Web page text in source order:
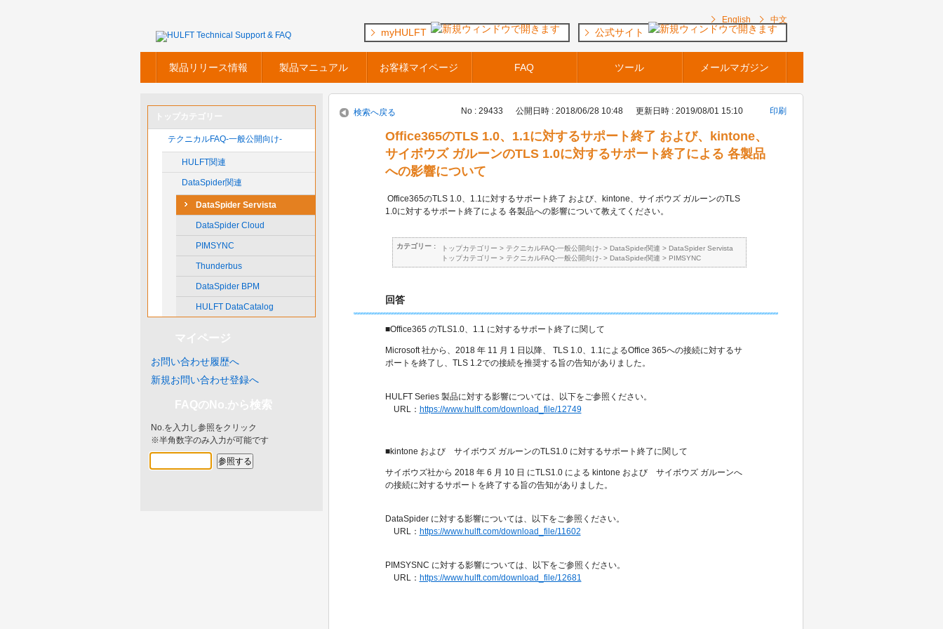
English 中文
製品リリース情報 製品マニュアル お客様マイページ FAQ ツール メールマガジン
myHULFT 公式サイト
テクニカルFAQ-一般公開向け-
HULFT関連
DataSpider関連
DataSpider Servista
DataSpider Cloud
PIMSYNC
Thunderbus
DataSpider BPM
HULFT DataCatalog
お問い合わせ履歴へ
新規お問い合わせ登録へ
No.を入力し参照をクリック
※半角数字のみ入力が可能です
検索へ戻る No : 29433 公開日時 : 2018/06/28 10:48 更新日時 : 2019/08/01 15:10 印刷
Office365のTLS 1.0、1.1に対するサポート終了 および、kintone、
サイボウズ ガルーンのTLS 1.0に対するサポート終了による 各製品
への影響について
Office365のTLS 1.0、1.1に対するサポート終了 および、kintone、サイボウズ ガルーンのTLS
1.0に対するサポート終了による 各製品への影響について教えてください。
カテゴリー : トップカテゴリー > テクニカルFAQ-一般公開向け-> DataSpider関連 > DataSpider Servista
トップカテゴリー > テクニカルFAQ-一般公開向け-> DataSpider関連 > PIMSYNC
回答
■Office365 のTLS1.0、1.1 に対するサポート終了に関して
Microsoft 社から、2018 年 11 月 1 日以降、 TLS 1.0、1.1によるOffice 365への接続に対するサ
ポートを終了し、TLS 1.2での接続を推奨する旨の告知がありました。
HULFT Series 製品に対する影響については、以下をご参照ください。
URL： https://www.hulft.com/download_file/12749
■kintone および サイボウズ ガルーンのTLS1.0 に対するサポート終了に関して
サイボウズ社から 2018 年 6 月 10 日 にTLS1.0 による kintone および サイボウズ ガルーンへ
の接続に対するサポートを終了する旨の告知がありました。
DataSpider に対する影響については、以下をご参照ください。
URL： https://www.hulft.com/download_file/11602
PIMSYSNC に対する影響については、以下をご参照ください。
URL： https://www.hulft.com/download_file/12681